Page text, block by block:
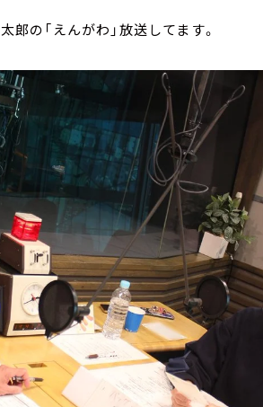
の「えんがわ」放送してます。